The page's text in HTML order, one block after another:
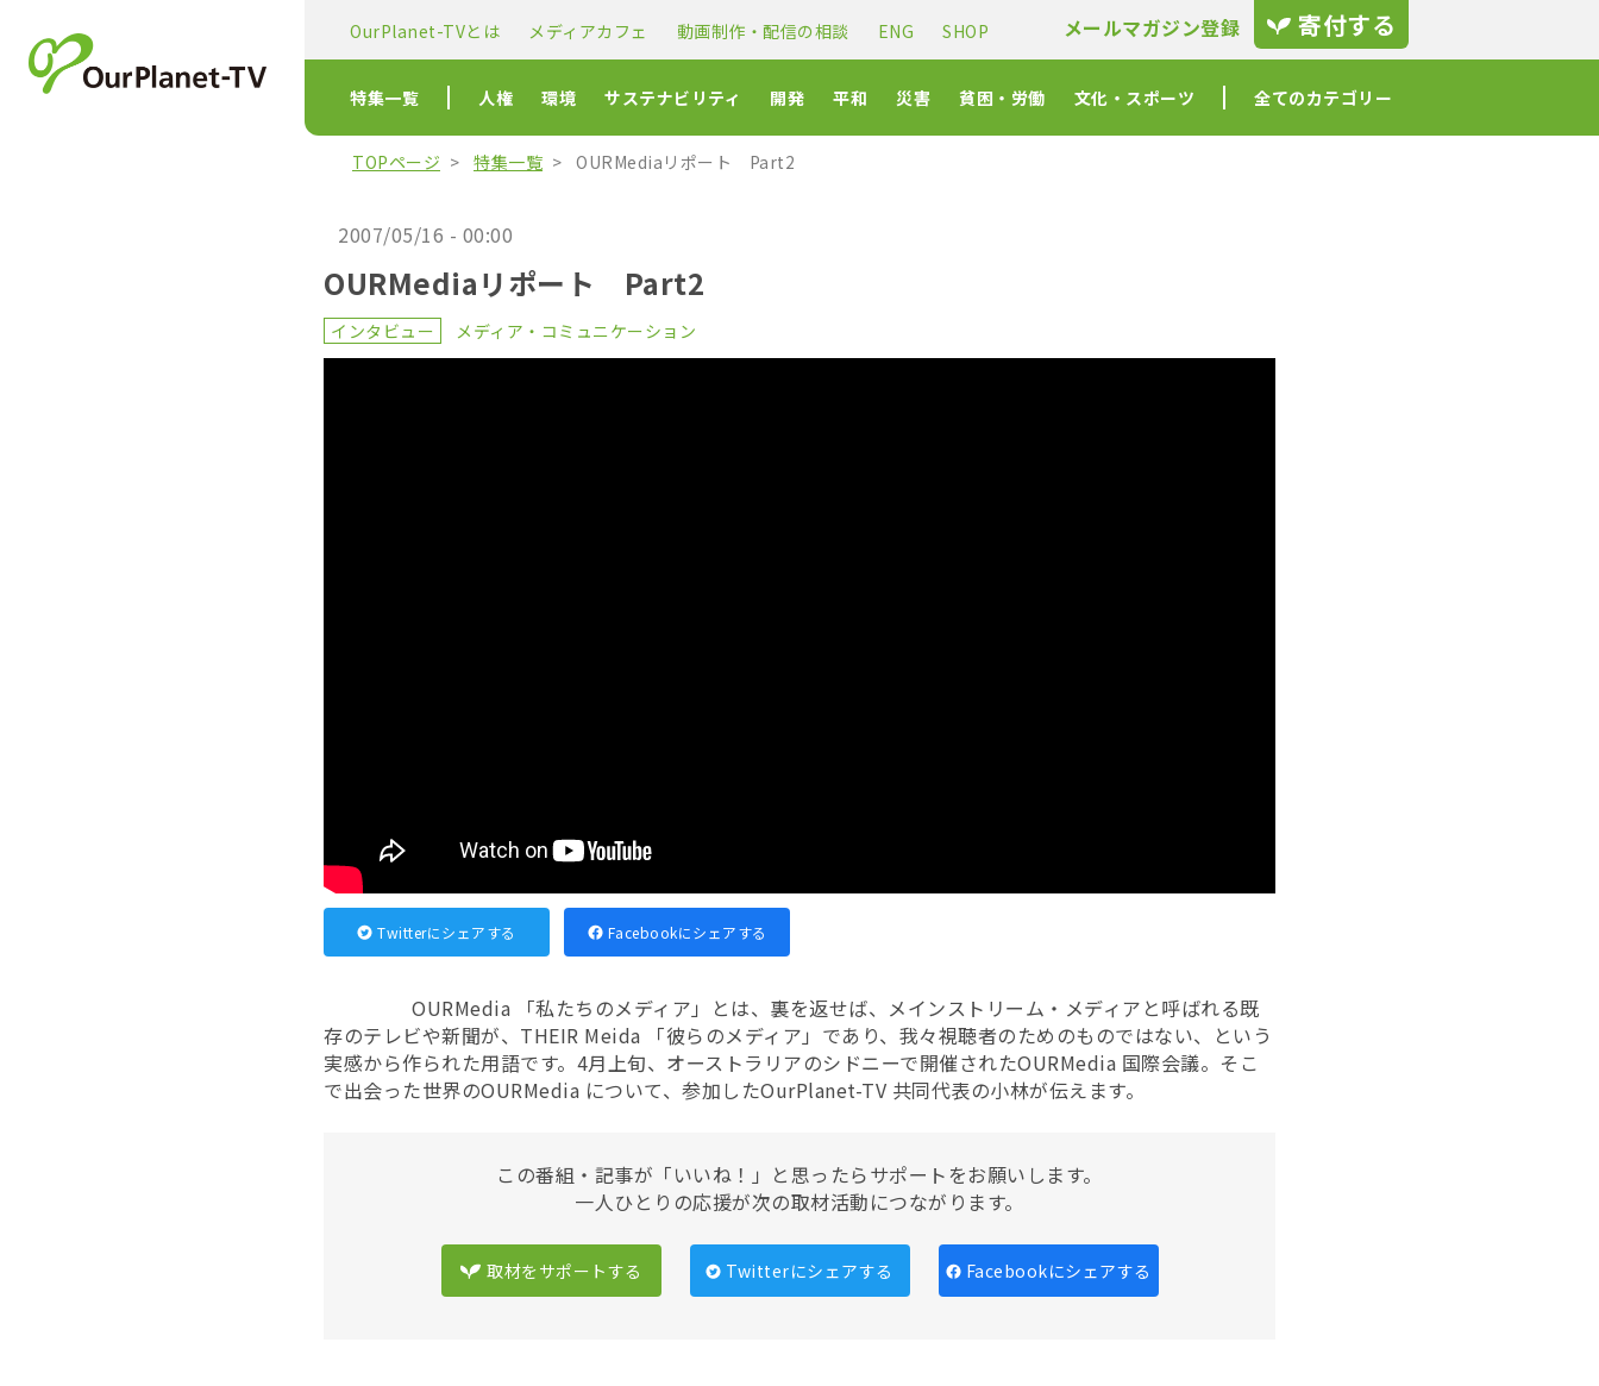
OurPlanet-TVとは メディアカフェ 動画制作・配信の相談 ENG SHOP メールマガジン登録 寄付する
特集一覧 人権 環境 サステナビリティ 開発 平和 災害 貧困・労働 文化・スポーツ 全てのカテゴリー
TOPページ 特集一覧 OURMediaリポート Part2
2007/05/16 - 00:00
OURMediaリポート Part2
インタビュー メディア・コミュニケーション
Twitterにシェアする Facebookにシェアする
OURMedia 「私たちのメディア」とは、裏を返せば、メインストリーム・メディアと呼ばれる既
存のテレビや新聞が、THEIR Meida 「彼らのメディア」であり、我々視聴者のためのものではない、という
実感から作られた用語です。4月上旬、オーストラリアのシドニーで開催されたOURMedia 国際会議。そこ
で出会った世界のOURMedia について、参加したOurPlanet-TV 共同代表の小林が伝えます。
この番組・記事が「いいね！」と思ったらサポートをお願いします。
一人ひとりの応援が次の取材活動につながります。
取材をサポートする Twitterにシェアする Facebookにシェアする